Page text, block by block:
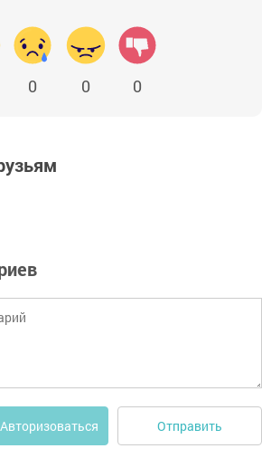
0 0 0
Авторизоваться Отправить